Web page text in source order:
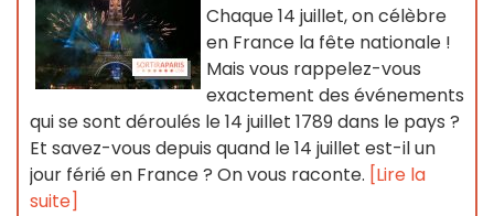
Chaque 14 juillet, on célèbre
en France la fête nationale !
Mais vous rappelez-vous
exactement des événements
qui se sont déroulés le 14 juillet 1789 dans le pays ?
Et savez-vous depuis quand le 14 juillet est-il un
jour férié en France ? On vous raconte. [Lire la
suite]